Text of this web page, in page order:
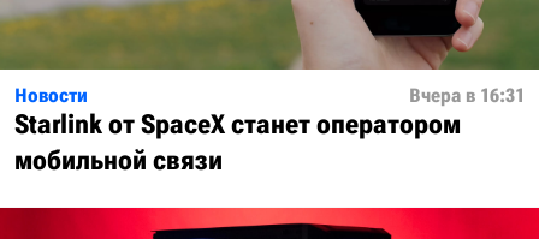
Новости Вчера в 16:31
Starlink от SpaceX станет оператором
мобильной связи